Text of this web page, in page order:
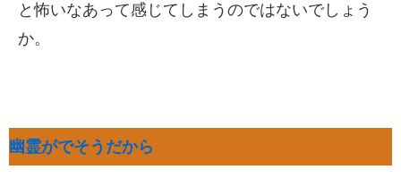
と怖いなあって感じてしまうのではないでしょう
か。
幽霊がでそうだから